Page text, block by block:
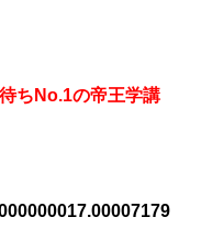
ちNo.1の帝王学講